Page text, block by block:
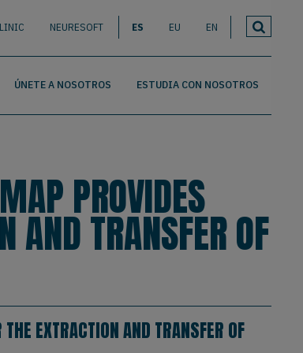
NEURESOFT ES EU EN
ÚNETE A NOSOTROS ESTUDIA CON NOSOTROS
PROVIDES
AND TRANSFER OF
EXTRACTION AND TRANSFER OF